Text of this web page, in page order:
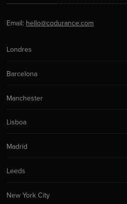
Email: hello@codurance.com
Londres
Barcelona
Manchester
Lisboa
Madrid
Leeds
New York City